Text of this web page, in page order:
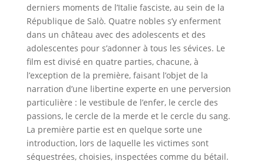
derniers moments de l’Italie fasciste, au sein de la
République de Salò. Quatre nobles s’y enferment
dans un château avec des adolescents et des
adolescentes pour s’adonner à tous les sévices. Le
film est divisé en quatre parties, chacune, à
l’exception de la première, faisant l’objet de la
narration d’une libertine experte en une perversion
particulière : le vestibule de l’enfer, le cercle des
passions, le cercle de la merde et le cercle du sang.
La première partie est en quelque sorte une
introduction, lors de laquelle les victimes sont
séquestrées, choisies, inspectées comme du bétail.